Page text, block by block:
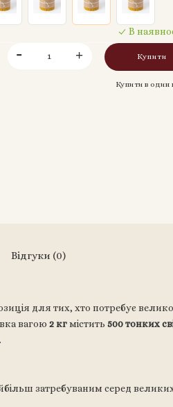
В
Купити
Купити в один
Відгуки (0)
для тих, хто потребує
вагою 2 кгмістить 500 тонких
затребуваним серед